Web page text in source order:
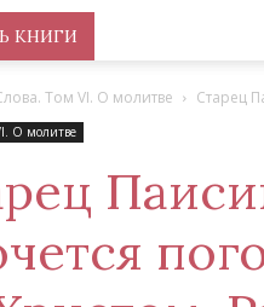
КНИГИ
Том VI. О молитве Старец
О молитве